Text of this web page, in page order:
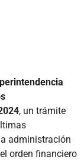
, un trámite
administración
orden financiero